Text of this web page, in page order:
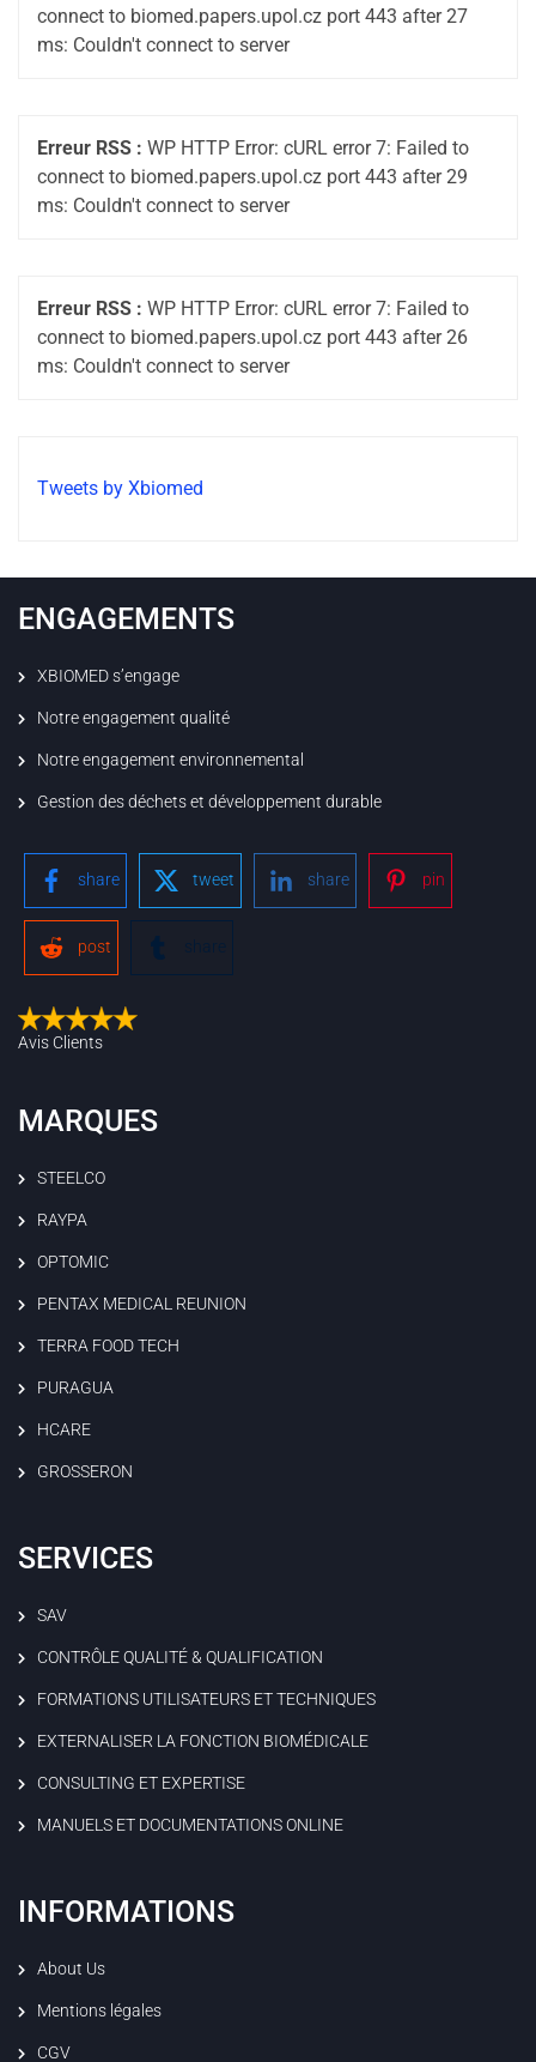
connect to biomed.papers.upol.cz port 443 after 27
ms: Couldn't connect to server
Erreur RSS : WP HTTP Error: cURL error 7: Failed to
connect to biomed.papers.upol.cz port 443 after 29
ms: Couldn't connect to server
Erreur RSS : WP HTTP Error: cURL error 7: Failed to
connect to biomed.papers.upol.cz port 443 after 26
ms: Couldn't connect to server
Tweets by Xbiomed
ENGAGEMENTS
XBIOMED s’engage
Notre engagement qualité
Notre engagement environnemental
Gestion des déchets et développement durable
share tweet share pin
post share
Avis Clients
MARQUES
STEELCO
RAYPA
OPTOMIC
PENTAX MEDICAL REUNION
TERRA FOOD TECH
PURAGUA
HCARE
GROSSERON
SERVICES
SAV
CONTRÔLE QUALITÉ & QUALIFICATION
FORMATIONS UTILISATEURS ET TECHNIQUES
EXTERNALISER LA FONCTION BIOMÉDICALE
CONSULTING ET EXPERTISE
MANUELS ET DOCUMENTATIONS ONLINE
INFORMATIONS
About Us
Mentions légales
CGV